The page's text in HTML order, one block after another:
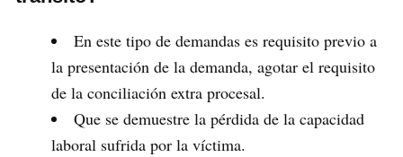
En este tipo de demandas es requisito previo a
la presentación de la demanda, agotar el requisito
de la conciliación extra procesal.
Que se demuestre la pérdida de la capacidad
laboral sufrida por la víctima.